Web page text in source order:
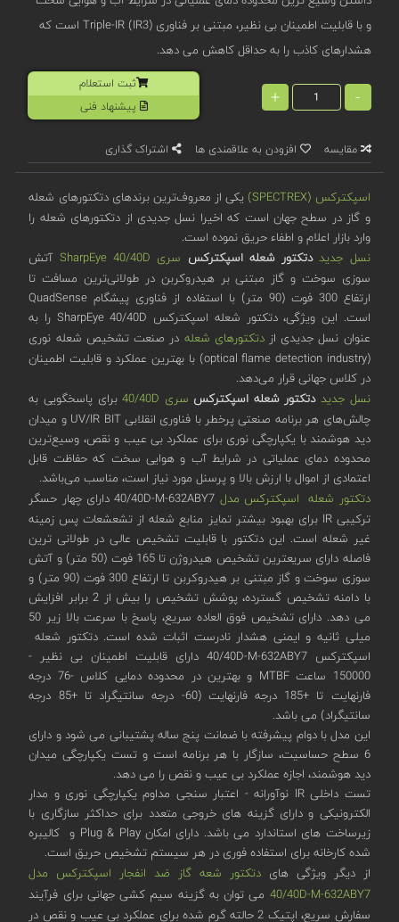
و با قابلیت اطمینان بی ‌نظیر، مبتنی بر فناوری Triple-IR (IR3) است که
هشدارهای کاذب را به حداقل کاهش می دهد.
-
+
ثبت استعلام
پیشنهاد فنی
مقایسه افزودن به علاقمندی ها اشتراک گذاری
اسپکترکس (SPECTREX)
یکی از معروف‌ترین برندهای دتکتورهای شعله
و گاز در سطح جهان است که اخیرا نسل جدیدی از دتکتورهای شعله را
وارد بازار اعلام و اطفاء حریق نموده است.
نسل جدیددتکتور شعله اسپکترکس سری SharpEye 40/40D
آتش
سوزی سوخت و گاز مبتنی بر هیدروکربن در طولانی‌ترین مسافت تا
ارتفاع 300 فوت (90 متر) با استفاده از فناوری پیشگام QuadSense
است. این ویژگی، دتکتور شعله اسپکترکس SharpEye 40/40D را به
عنوان نسل جدیدی ازدتکتورهای شعله در صنعت تشخیص شعله نوری
(optical flame detection industry) با بهترین عملکرد و قابلیت اطمینان
در کلاس جهانی قرار می‌دهد.
نسل جدیددتکتور شعله اسپکترکس سری 40/40D
برای پاسخگویی به
چالش‌های هر برنامه صنعتی پرخطر با فناوری انقلابی UV/IR BIT و میدان
دید هوشمند با یکپارچگی نوری برای عملکرد بی عیب و نقص، وسیع‌ترین
محدوده دمای عملیاتی در شرایط آب و هوایی سخت که حفاظت قابل
اعتمادی از اموال با ارزش بالا و پرسنل مورد نیاز است، مناسب می‌باشد.
دتکتور شعله اسپکترکس مدل
40/40D-M-632ABY7 دارای چهار حسگر
ترکیبی IR برای بهبود بیشتر تمایز منابع شعله از تشعشعات پس زمینه
غیر شعله است. این دتکتور با قابلیت تشخیص عالی در طولانی ترین
فاصله دارای سریعترین تشخیص هیدروژن تا 165 فوت (50 متر) و آتش
سوزی سوخت و گاز مبتنی بر هیدروکربن تا ارتفاع 300 فوت (90 متر) و
با دامنه تشخیص گسترده، پوشش تشخیص را بیش از 2 برابر افزایش
می دهد. دارای تشخیص فوق العاده سریع، پاسخ با سرعت بالا زیر 50
میلی ثانیه و ایمنی هشدار نادرست اثبات شده است. دتکتور شعله
اسپکترکس 40/40D-M-632ABY7 دارای قابلیت اطمینان بی نظیر -
150000 ساعت MTBF و بهترین در محدوده دمایی کلاس -76 درجه
فارنهایت تا +185 درجه فارنهایت (60- درجه سانتیگراد تا +85 درجه
سانتیگراد) می باشد.
این مدل با دوام پیشرفته با ضمانت پنج ساله پشتیبانی می شود و دارای
6 سطح حساسیت، سازگار با هر برنامه است و تست یکپارچگی میدان
دید هوشمند، اجازه عملکرد بی عیب و نقص را می دهد.
تست داخلی IR نوآورانه - اعتبار سنجی مداوم یکپارچگی نوری و مدار
الکترونیکی و دارای گزینه های خروجی متعدد برای حداکثر سازگاری با
زیرساخت های استاندارد می باشد. دارای امکان Plug & Play و کالیبره
شده کارخانه برای استفاده فوری در هر سیستم تشخیص حریق است.
از دیگر ویژگی هایدتکتور شعه گاز ضد انفجار اسپکترکس مدل
40/40D-M-632ABY7 می توان به گزینه سیم کشی جهانی برای فرآیند
سفارش سریع، اپتیک 2 حالته گرم شده برای عملکرد بی عیب و نقص در